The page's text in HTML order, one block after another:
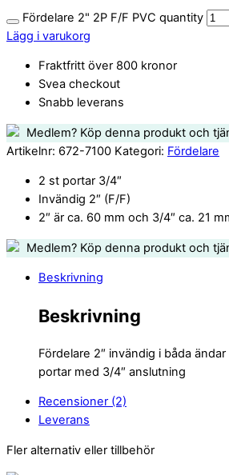
Fördelare 2" 2P F/F PVC quantity
Lägg i varukorg
Fraktfritt över 800 kronor
Svea checkout
Snabb leverans
Medlem? Köp denna produkt och
Artikelnr: 672-7100 Kategori: Fördelare
2 st portar 3/4″
Invändig 2″ (F/F)
2″ är ca. 60 mm och 3/4″ ca. 21
Medlem? Köp denna produkt och
Beskrivning
Beskrivning
Fördelare 2″ invändig i båda
portar med 3/4″ anslutning
Recensioner (2)
Leverans
Fler alternativ eller tillbehör